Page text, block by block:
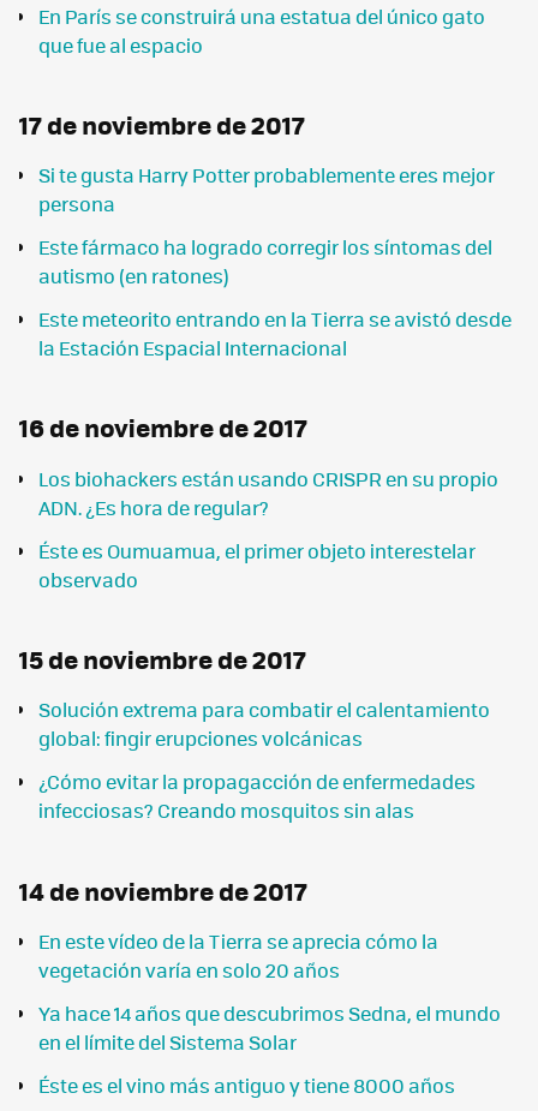
En París se construirá una estatua del único gato
que fue al espacio
17 de noviembre de 2017
Si te gusta Harry Potter probablemente eres mejor
persona
Este fármaco ha logrado corregir los síntomas del
autismo (en ratones)
Este meteorito entrando en la Tierra se avistó desde
la Estación Espacial Internacional
16 de noviembre de 2017
Los biohackers están usando CRISPR en su propio
ADN. ¿Es hora de regular?
Éste es Oumuamua, el primer objeto interestelar
observado
15 de noviembre de 2017
Solución extrema para combatir el calentamiento
global: fingir erupciones volcánicas
¿Cómo evitar la propagacción de enfermedades
infecciosas? Creando mosquitos sin alas
14 de noviembre de 2017
En este vídeo de la Tierra se aprecia cómo la
vegetación varía en solo 20 años
Ya hace 14 años que descubrimos Sedna, el mundo
en el límite del Sistema Solar
Éste es el vino más antiguo y tiene 8000 años